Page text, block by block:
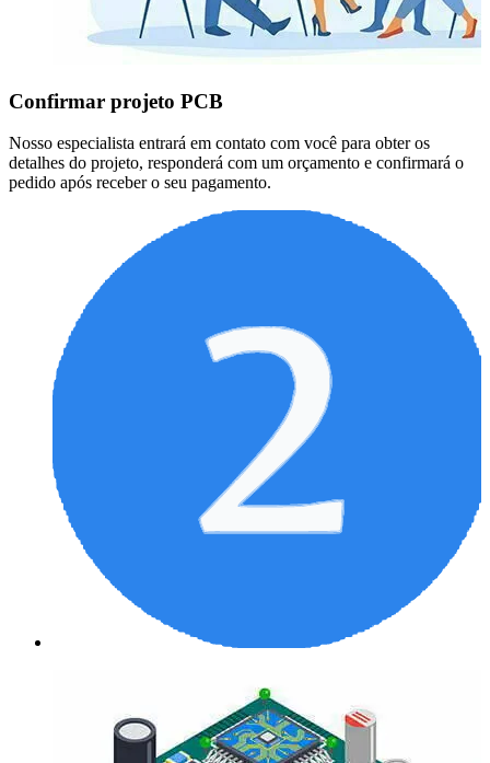
Confirmar projeto PCB
Nosso especialista entrará em contato com você para obter os
detalhes do projeto, responderá com um orçamento e confirmará o
pedido após receber o seu pagamento.